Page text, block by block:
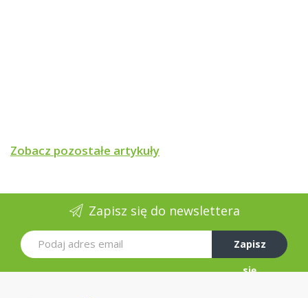
Zobacz pozostałe artykuły
Zapisz się do newslettera
Zapisz
się